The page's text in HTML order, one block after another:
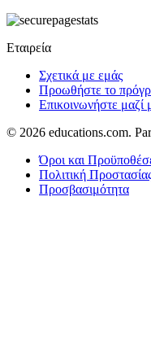
Εταιρεία
Σχετικά με εμάς
Προωθήστε το
Επικοινωνήστε μαζί
© 2026 educations.com.
Όροι και
Πολιτική
Προσβασιμότητα